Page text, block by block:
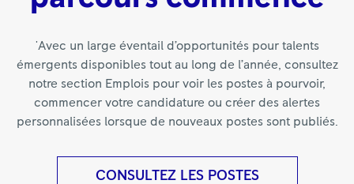
'Avec un large éventail d’opportunités pour talents
émergents disponibles tout au long de l’année, consultez
notre section Emplois pour voir les postes à pourvoir,
commencer votre candidature ou créer des alertes
personnalisées lorsque de nouveaux postes sont publiés.
CONSULTEZ LES POSTES